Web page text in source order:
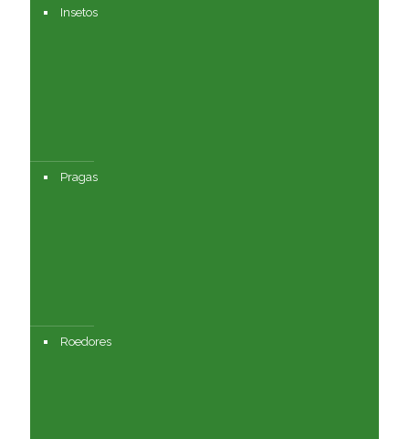
Insetos
Pragas
Roedores